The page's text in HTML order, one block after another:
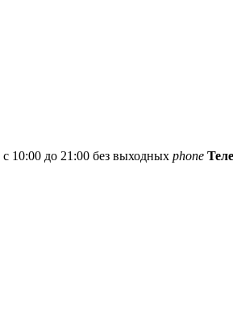
с 10:00 до 21:00 без выходных phone